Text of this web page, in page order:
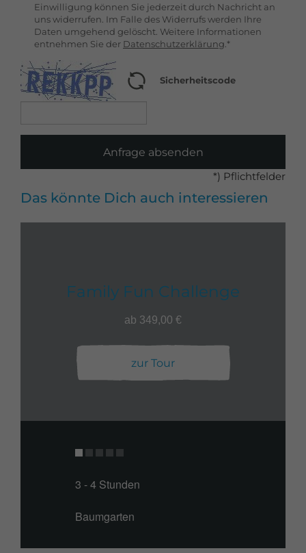
Einwilligung können Sie jederzeit durch Nachricht an
uns widerrufen. Im Falle des Widerrufs werden Ihre
Daten umgehend gelöscht. Weitere Informationen
entnehmen Sie der Datenschutzerklärung .*
Sicherheitscode
Anfrage absenden
*) Pflichtfelder
Das könnte Dich auch interessieren
Family Fun Challenge
ab 349,00 €
zur Tour
3 - 4 Stunden
Baumgarten